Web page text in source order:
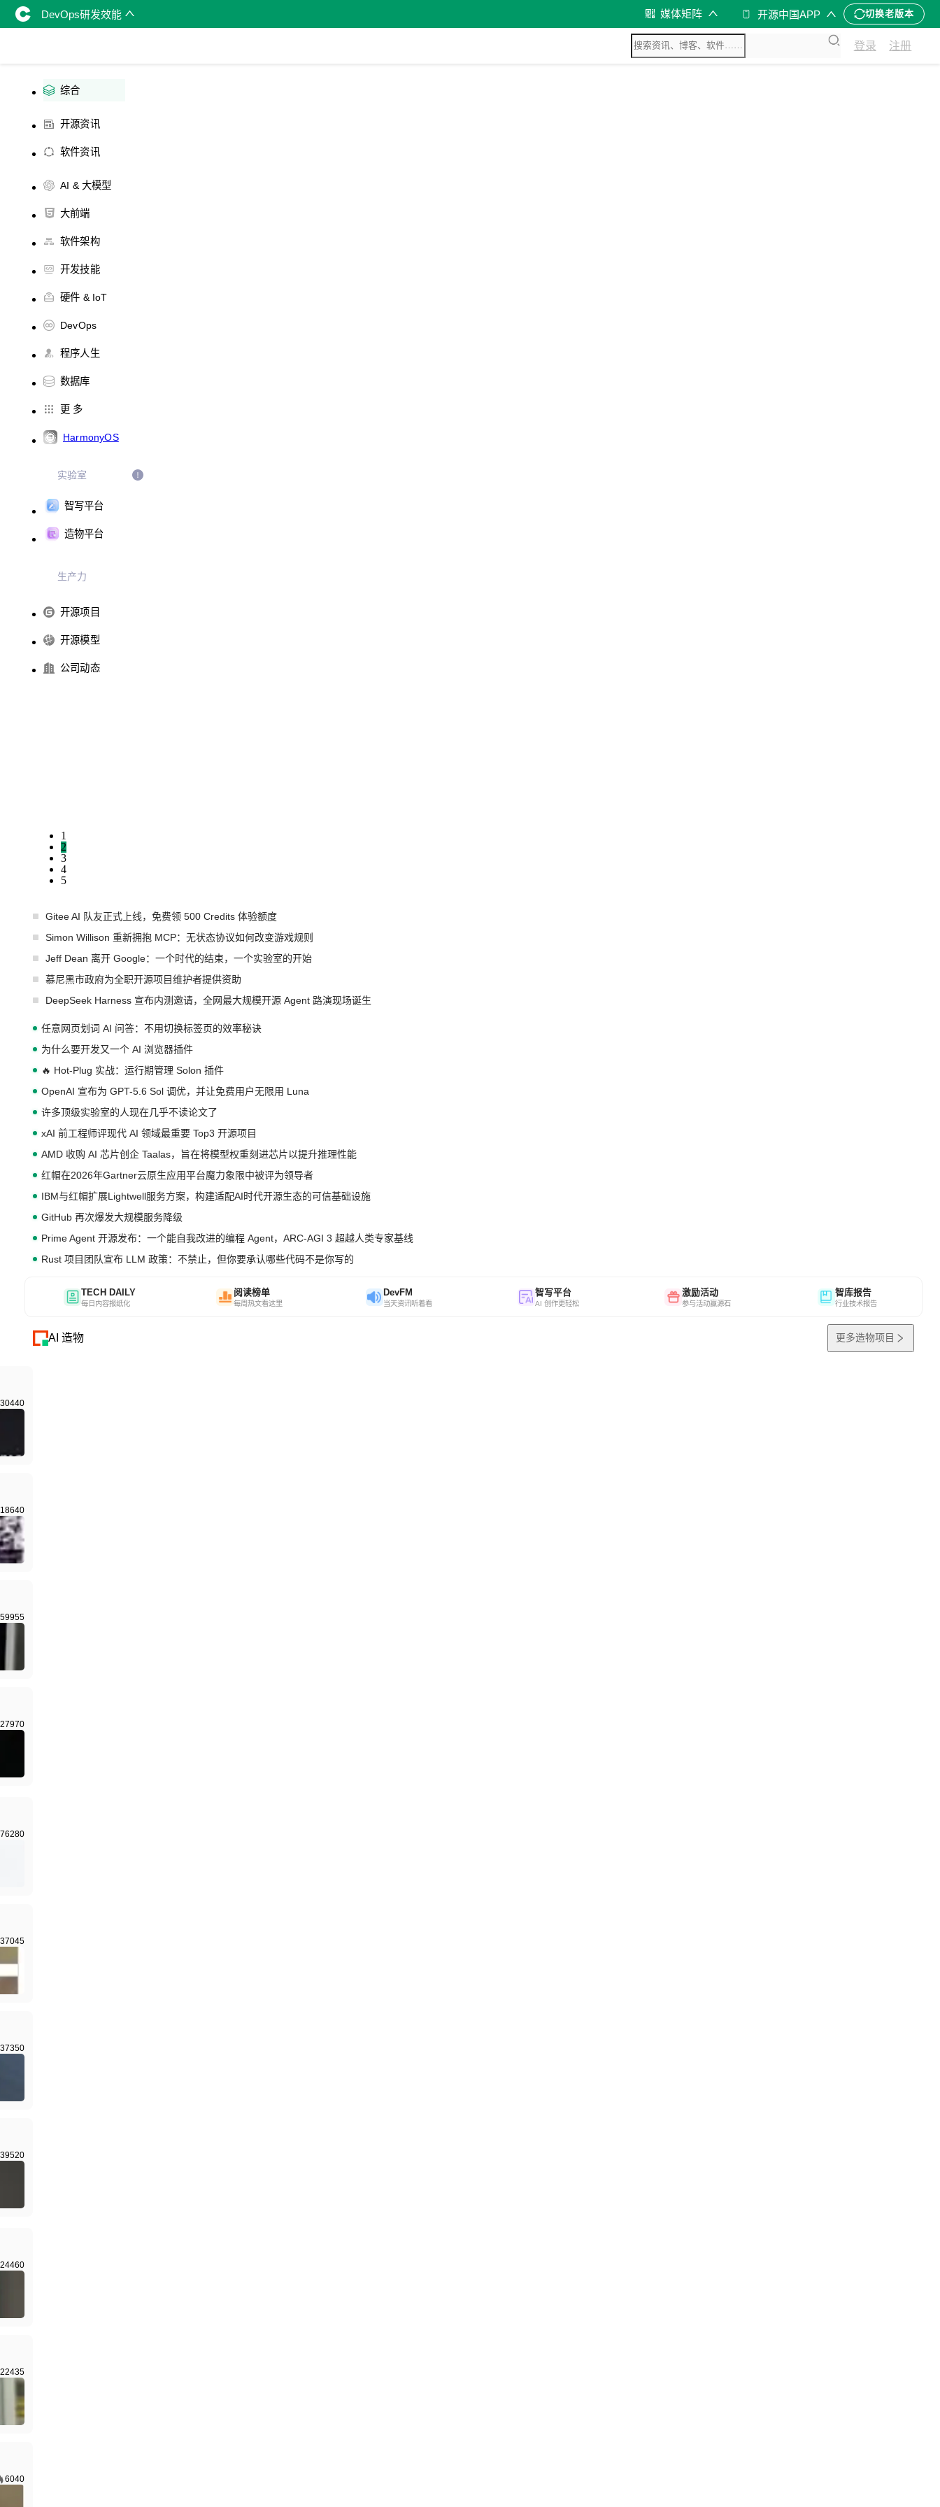
DevOps研发效能 媒体矩阵 开源中国APP 切换老版本
登录 注册
综合
开源资讯
软件资讯
AI & 大模型
大前端
软件架构
开发技能
硬件 & IoT
DevOps
程序人生
数据库
更 多
HarmonyOS
实验室
智写平台
造物平台
生产力
开源项目
开源模型
公司动态
1
2
3
4
5
Gitee AI 队友正式上线，免费领 500 Credits 体验额度
Simon Willison 重新拥抱 MCP：无状态协议如何改变游戏规则
Jeff Dean 离开 Google：一个时代的结束，一个实验室的开始
慕尼黑市政府为全职开源项目维护者提供资助
DeepSeek Harness 宣布内测邀请，全网最大规模开源 Agent 路演现场诞生
任意网页划词 AI 问答：不用切换标签页的效率秘诀
为什么要开发又一个 AI 浏览器插件
🔥 Hot-Plug 实战：运行期管理 Solon 插件
OpenAI 宣布为 GPT-5.6 Sol 调优，并让免费用户无限用 Luna
许多顶级实验室的人现在几乎不读论文了
xAI 前工程师评现代 AI 领域最重要 Top3 开源项目
AMD 收购 AI 芯片创企 Taalas，旨在将模型权重刻进芯片以提升推理性能
红帽在2026年Gartner云原生应用平台魔力象限中被评为领导者
IBM与红帽扩展Lightwell服务方案，构建适配AI时代开源生态的可信基础设施
GitHub 再次爆发大规模服务降级
Prime Agent 开源发布：一个能自我改进的编程 Agent，ARC-AGI 3 超越人类专家基线
Rust 项目团队宣布 LLM 政策：不禁止，但你要承认哪些代码不是你写的
TECH DAILY
每日内容报纸化
阅读榜单
每周热文看这里
DevFM
当天资讯听着看
智写平台
AI 创作更轻松
激励活动
参与活动赢源石
智库报告
行业技术报告
AI 造物 更多造物项目